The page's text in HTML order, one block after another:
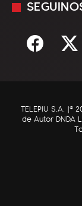
Sociedad
C5N Autos
RatingCero
Mediakit
Términos y
TELEPIU S.A. |©
de Autor DNDA